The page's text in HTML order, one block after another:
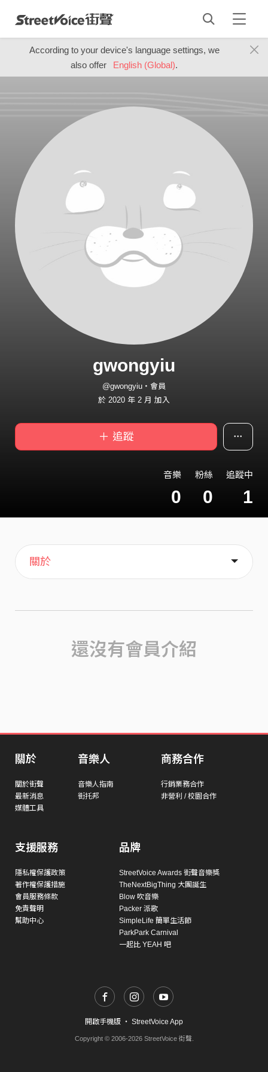
According to your device's language settings, we
also offer
English (Global).
gwongyiu
@gwongyiu・會員
於 2020 年 2 月 加入
＋ 追蹤
音樂
0
粉絲
0
追蹤中
1
主頁
喜歡
關於
還沒有會員介紹
關於
關於街聲
最新消息
媒體工具
音樂人
音樂人指南
街托邦
商務合作
行銷業務合作
非營利 / 校園合作
支援服務
隱私權保護政策
著作權保護措施
會員服務條款
免責聲明
幫助中心
品牌
StreetVoice Awards 街聲音樂獎
TheNextBigThing 大團誕生
Blow 吹音樂
Packer 派歌
SimpleLife 簡單生活節
ParkPark Carnival
一起比 YEAH 吧
開啟手機版 ・ StreetVoice App
Copyright © 2006-2026 StreetVoice 街聲.